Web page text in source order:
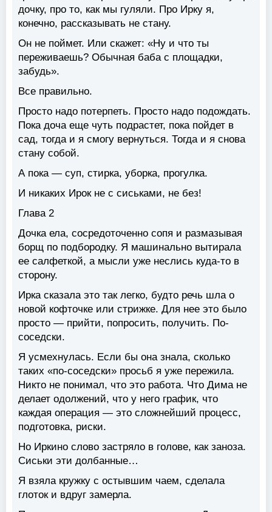
дочку, про то, как мы гуляли. Про Ирку я,
конечно, рассказывать не стану.
Он не поймет. Или скажет: «Ну и что ты
переживаешь? Обычная баба с площадки,
забудь».
Все правильно.
Просто надо потерпеть. Просто надо подождать.
Пока доча еще чуть подрастет, пока пойдет в
сад, тогда и я смогу вернуться. Тогда и я снова
стану собой.
А пока — суп, стирка, уборка, прогулка.
И никаких Ирок не с сиськами, не без!
Глава 2
Дочка ела, сосредоточенно сопя и размазывая
борщ по подбородку. Я машинально вытирала
ее салфеткой, а мысли уже неслись куда-то в
сторону.
Ирка сказала это так легко, будто речь шла о
новой кофточке или стрижке. Для нее это было
просто — прийти, попросить, получить. По-
соседски.
Я усмехнулась. Если бы она знала, сколько
таких «по-соседски» просьб я уже пережила.
Никто не понимал, что это работа. Что Дима не
делает одолжений, что у него график, что
каждая операция — это сложнейший процесс,
подготовка, риски.
Но Иркино слово застряло в голове, как заноза.
Сиськи эти долбанные…
Я взяла кружку с остывшим чаем, сделала
глоток и вдруг замерла.